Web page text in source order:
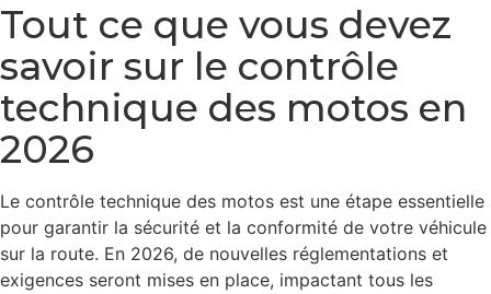
Tout ce que vous devez
savoir sur le contrôle
technique des motos en
2026
Le contrôle technique des motos est une étape essentielle
pour garantir la sécurité et la conformité de votre véhicule
sur la route. En 2026, de nouvelles réglementations et
exigences seront mises en place, impactant tous les